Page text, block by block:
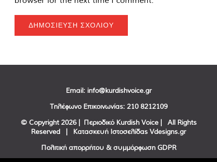
Email: info@kurdishvoice.gr
Τηλέφωνο Επικοινωνίας: 210 8212109
© Copyright 2026 | Περιοδικό Kurdish Voice | All Rights
Reserved | Κατασκευή Ιστοσελίδας Vdesigns.gr
Πολιτική απορρήτου & συμμόρφωση GDPR